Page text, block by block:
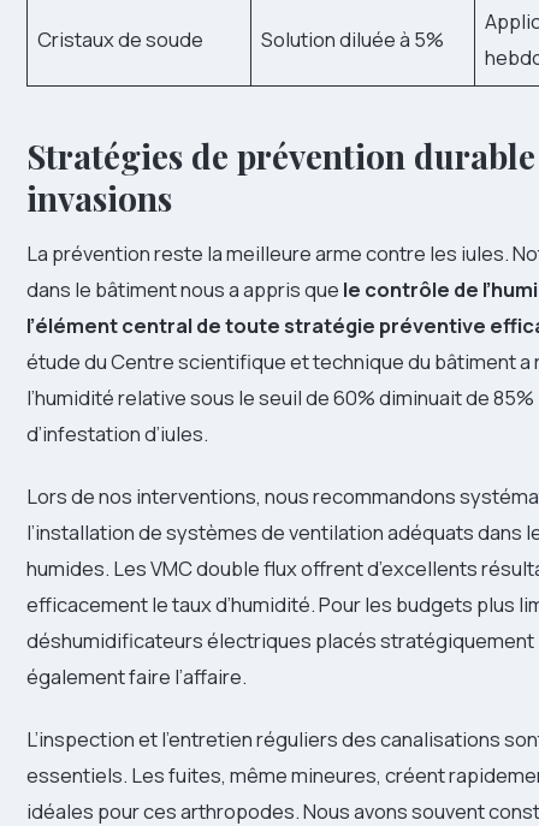
Cristaux de soude Solution diluée à 5%
Stratégies de prévention
invasions
La prévention reste la meilleure arme contre les iules.
dans le bâtiment nous a appris que le contrôle de
l’élément central de toute stratégie préventive
étude du Centre scientifique et technique du bâtiment a
l’humidité relative sous le seuil de 60% diminuait de
d’infestation d’iules.
Lors de nos interventions, nous recommandons
l’installation de systèmes de ventilation adéquats dans
humides. Les VMC double flux offrent d’excellents
efficacement le taux d’humidité. Pour les budgets plus
déshumidificateurs électriques placés stratégiquement
également faire l’affaire.
L’inspection et l’entretien réguliers des canalisations
essentiels. Les fuites, même mineures, créent
idéales pour ces arthropodes. Nous avons souvent